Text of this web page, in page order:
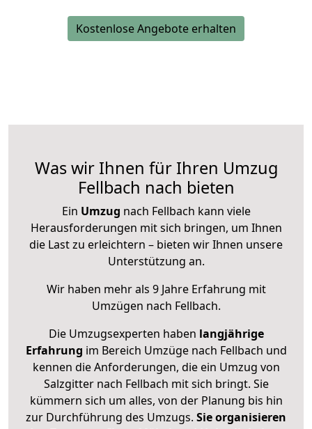
Kostenlose Angebote erhalten
Was wir Ihnen für Ihren Umzug
Fellbach nach bieten
Ein Umzug nach Fellbach kann viele
Herausforderungen mit sich bringen, um Ihnen
die Last zu erleichtern – bieten wir Ihnen unsere
Unterstützung an.
Wir haben mehr als 9 Jahre Erfahrung mit
Umzügen nach Fellbach.
Die Umzugsexperten haben langjährige
Erfahrung im Bereich Umzüge nach Fellbach und
kennen die Anforderungen, die ein Umzug von
Salzgitter nach Fellbach mit sich bringt. Sie
kümmern sich um alles, von der Planung bis hin
zur Durchführung des Umzugs. Sie organisieren